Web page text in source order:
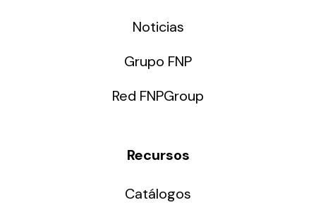
Noticias
Grupo FNP
Red FNPGroup
Recursos
Catálogos